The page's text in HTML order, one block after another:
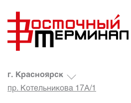
г. Красноярск
пр. Котельникова 17А/1